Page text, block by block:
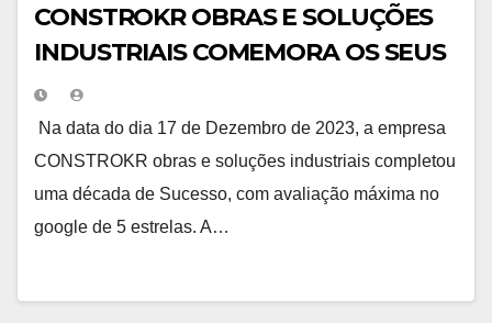
CONSTROKR OBRAS E SOLUÇÕES
INDUSTRIAIS COMEMORA OS SEUS
10 ANOS DE SUCESSO
Na data do dia 17 de Dezembro de 2023, a empresa
CONSTROKR obras e soluções industriais completou
uma década de Sucesso, com avaliação máxima no
google de 5 estrelas. A…